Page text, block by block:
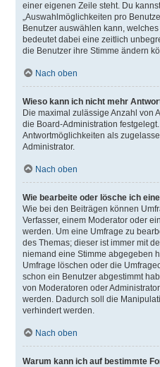
einer eigenen Zeile steht. Du
„Auswahlmöglichkeiten pro
Benutzer auswählen kann,
bedeutet dabei eine zeitlich
die Benutzer ihre Stimme ändern
Nach oben
Wieso kann ich nicht mehr
Die maximal zulässige Anzahl von
die Board-Administration
Antwortmöglichkeiten als
Administrator.
Nach oben
Wie bearbeite oder lösche ich
Wie bei den Beiträgen können
Verfasser, einem Moderator oder
werden. Um eine Umfrage zu
des Themas; dieser ist immer mit
niemand eine Stimme abgegeben
Umfrage löschen oder die
schon ein Benutzer abgestimmt
von Moderatoren oder
werden. Dadurch soll die
verhindert werden.
Nach oben
Warum kann ich auf bestimmte